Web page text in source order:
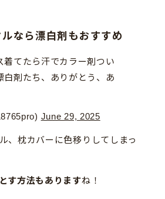
なら漂白剤もおすすめ
着てたら汗でカラー剤つい
白剤たち、ありがとう、あ
June 29, 2025
、枕カバーに色移りしてしまっ
す方法もありますね！